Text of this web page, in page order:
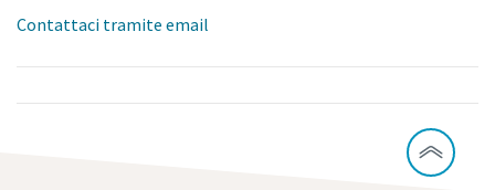
Riduzione delle emissioni di carbonio per una produzione
Per saperne di più
Contattaci tramite email